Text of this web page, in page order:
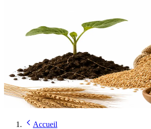
Accueil